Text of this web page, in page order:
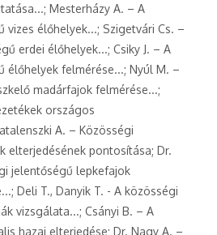
Mesterházy A. – A
vizes élőhelyek...; Szigetvári Cs. –
erdei élőhelyek...; Csiky J. – A
élőhelyek felmérése...; Nyúl M. –
madárfajok felmérése...;
országos
A. – Közösségi
elterjedésének pontosítása; Dr.
jelentőségű lepkefajok
Deli T., Danyik T. - A közösségi
vizsgálata...; Csányi B. – A
hazai elterjedése; Dr. Nagy A. –